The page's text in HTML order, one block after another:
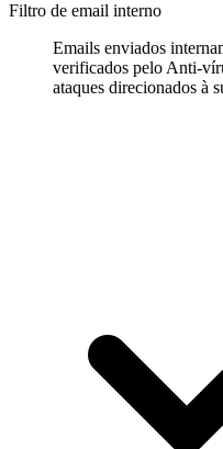
Filtro de email interno
Emails enviados
verificados pelo Anti-
ataques direcionados à